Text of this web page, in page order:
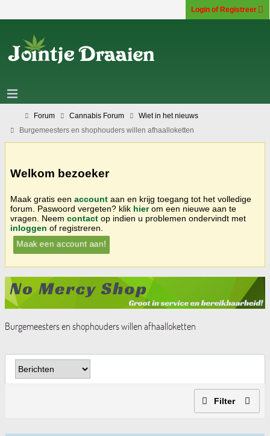
Login of Registreer
Forum Cannabis Forum
Wiet in het nieuws
Burgemeesters en shophouders willen afhaalloketten
Welkom bezoeker
Maak gratis een account aan en krijg toegang tot het volledige
forum. Paswoord vergeten? klik hierom een nieuwe aan te
vragen. Neem contact op indien u problemen ondervindt met
inloggen of registreren.
Maak een account aan!
Burgemeesters en shophouders willen afhaalloketten
Filter